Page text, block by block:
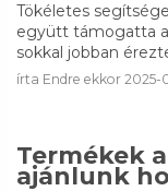
Tökéletes
együtt támogatta
sokkal jobban
írta Endre ekkor 2025-
Termékek
ajánlunk